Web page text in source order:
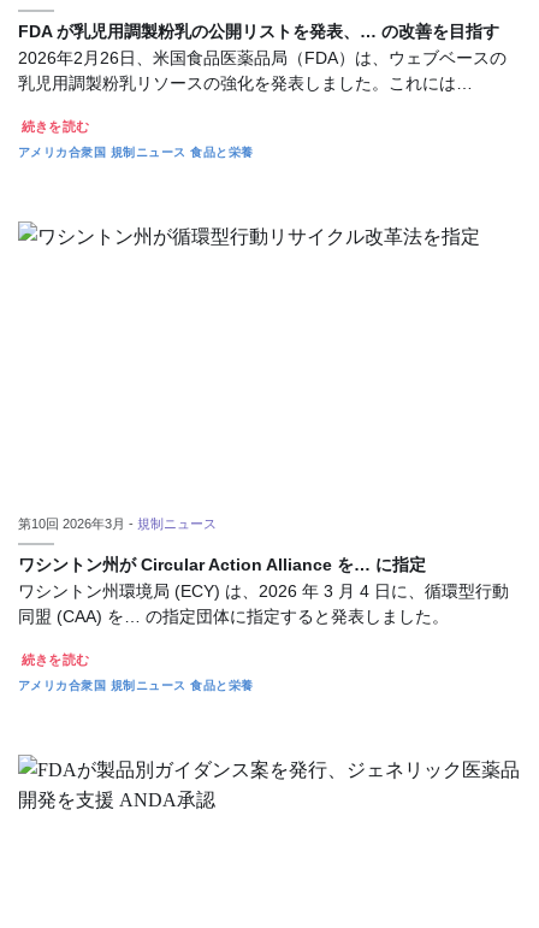
FDA が乳児用調製粉乳の公開リストを発表、… の改善を目指す
2026年2月26日、米国食品医薬品局（FDA）は、ウェブベースの
乳児用調製粉乳リソースの強化を発表しました。これには…
続きを読む
アメリカ合衆国 規制ニュース 食品と栄養
第10回 2026年3月 - 規制ニュース
ワシントン州が Circular Action Alliance を… に指定
ワシントン州環境局 (ECY) は、2026 年 3 月 4 日に、循環型行動
同盟 (CAA) を… の指定団体に指定すると発表しました。
続きを読む
アメリカ合衆国 規制ニュース 食品と栄養